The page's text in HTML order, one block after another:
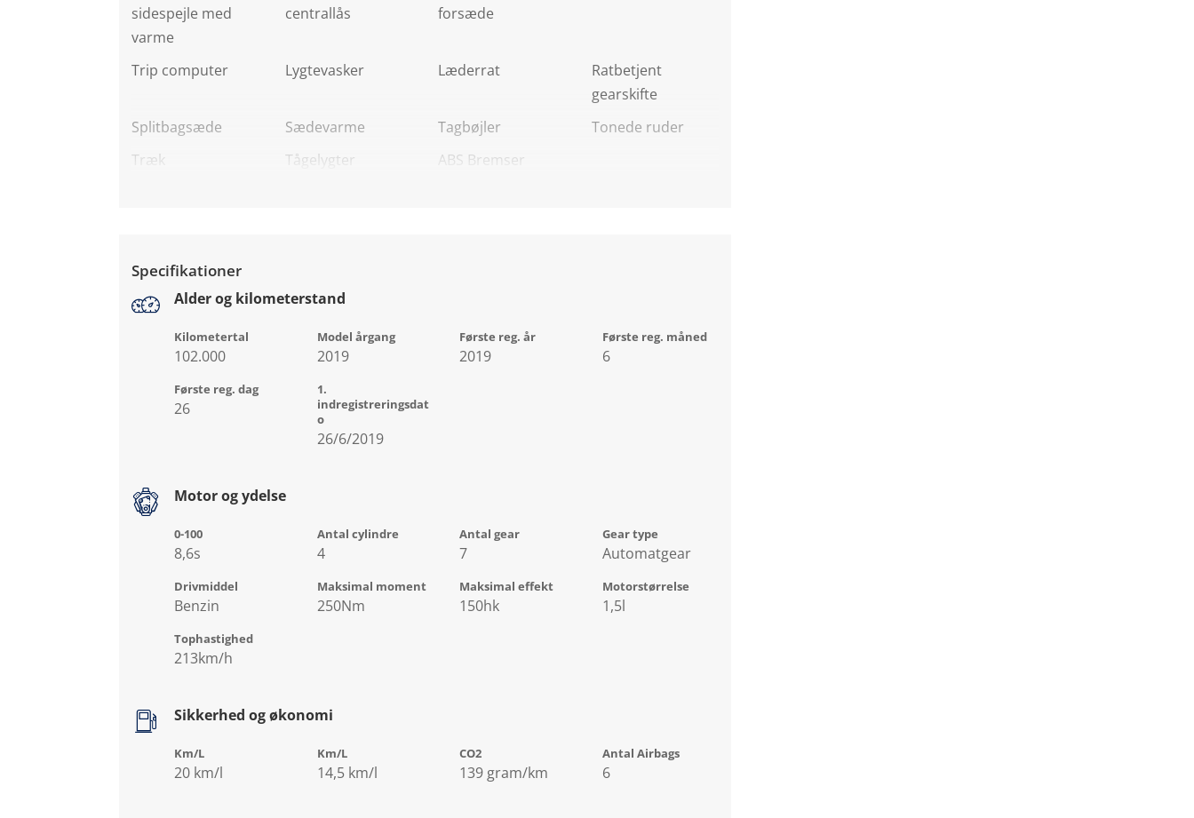
sidespejle med
varme
centrallås
forsæde
Trip computer Lygtevasker Læderrat
Ratbetjent
gearskifte
Splitbagsæde
Sædevarme Tagbøjler
Tonede ruder
Træk
Tågelygter ABS Bremser
Specifikationer
Alder og kilometerstand
Kilometertal
102.000
Model årgang
2019
Første reg. år
2019
Første reg. måned
6
Første reg. dag
26
1.
indregistreringsdat
o
26/6/2019
Motor og ydelse
0-100
8,6s
Antal cylindre
4
Antal gear
7
Gear type
Automatgear
Drivmiddel
Benzin
Maksimal moment
250Nm
Maksimal effekt
150hk
Motorstørrelse
1,5l
Tophastighed
213km/h
Sikkerhed og økonomi
Km/L
20 km/l
Km/L
14,5 km/l
CO2
139 gram/km
Antal Airbags
6